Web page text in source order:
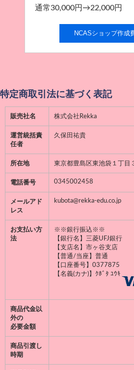
通常30,000円→22,000円
NCASショップ作成
特定商取引法に基づく表記
販売社名 株式会社Rekka
運営統括責
任者
久保田祐貴
所在地 東京都豊島区東池袋１丁目
電話番号 0345002458
メールアド
レス
kubota@rekka-edu.co.jp
お支払い方
法
※※銀行振込※※
【銀行名】三菱UFJ銀行
【支店名】市ヶ谷支店
【普通/当座】普通
【口座番号】0377875
【名義(カナ)】ｸﾎﾞﾀ ﾕｳｷ
商品代金以
外の
必要金額
商品引渡し
時期